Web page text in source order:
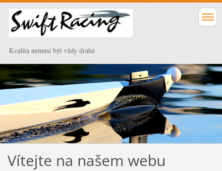
Kvalita nemusí být vždy drahá
Vítejte na našem webu